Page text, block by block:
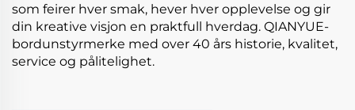
som feirer hver smak, hever hver opplevelse og gir
din kreative visjon en praktfull hverdag. QIANYUE-
bordunstyrmerke med over 40 års historie, kvalitet,
service og pålitelighet.